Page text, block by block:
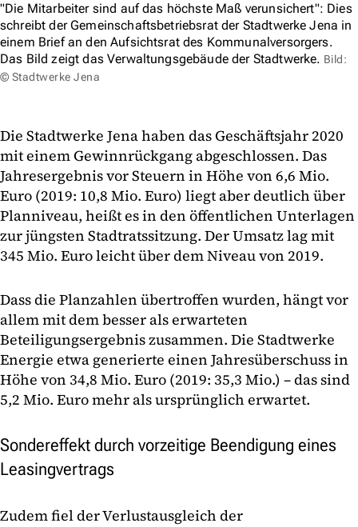
"Die Mitarbeiter sind auf das höchste Maß verunsichert": Dies
schreibt der Gemeinschaftsbetriebsrat der Stadtwerke Jena in
einem Brief an den Aufsichtsrat des Kommunalversorgers.
Das Bild zeigt das Verwaltungsgebäude der Stadtwerke. Bild:
© Stadtwerke Jena
Die Stadtwerke Jena haben das Geschäftsjahr 2020
mit einem Gewinnrückgang abgeschlossen. Das
Jahresergebnis vor Steuern in Höhe von 6,6 Mio.
Euro (2019: 10,8 Mio. Euro) liegt aber deutlich über
Planniveau, heißt es in den öffentlichen Unterlagen
zur jüngsten Stadtratssitzung. Der Umsatz lag mit
345 Mio. Euro leicht über dem Niveau von 2019.
Dass die Planzahlen übertroffen wurden, hängt vor
allem mit dem besser als erwarteten
Beteiligungsergebnis zusammen. Die Stadtwerke
Energie etwa generierte einen Jahresüberschuss in
Höhe von 34,8 Mio. Euro (2019: 35,3 Mio.) – das sind
5,2 Mio. Euro mehr als ursprünglich erwartet.
Sondereffekt durch vorzeitige Beendigung eines
Leasingvertrags
Zudem fiel der Verlustausgleich der